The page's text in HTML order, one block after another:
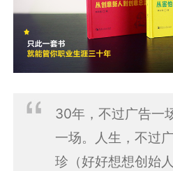
30年，不过广告一
一场。人生，不过
珍（好好想想创始人